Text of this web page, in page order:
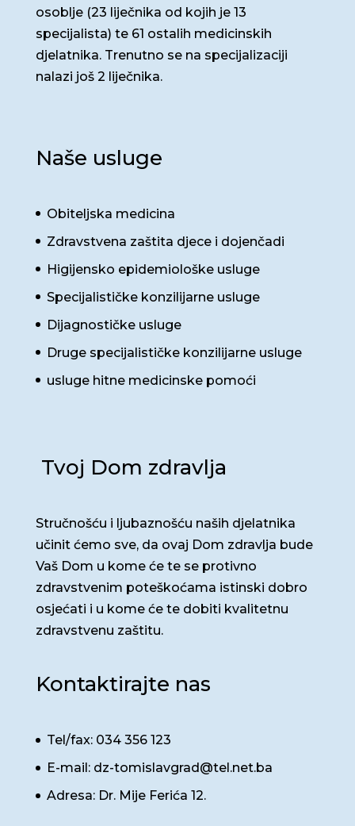
osoblje (23 liječnika od kojih je 13
specijalista) te 61 ostalih medicinskih
djelatnika. Trenutno se na specijalizaciji
nalazi još 2 liječnika.
Naše usluge
Obiteljska medicina
Zdravstvena zaštita djece i dojenčadi
Higijensko epidemiološke usluge
Specijalističke konzilijarne usluge
Dijagnostičke usluge
Druge specijalističke konzilijarne usluge
usluge hitne medicinske pomoći
Tvoj Dom zdravlja
Stručnošću i ljubaznošću naših djelatnika
učinit ćemo sve, da ovaj Dom zdravlja bude
Vaš Dom u kome će te se protivno
zdravstvenim poteškoćama istinski dobro
osjećati i u kome će te dobiti kvalitetnu
zdravstvenu zaštitu.
Kontaktirajte nas
Tel/fax: 034 356 123
E-mail: dz-tomislavgrad@tel.net.ba
Adresa: Dr. Mije Ferića 12.